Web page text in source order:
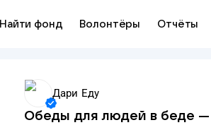
Найти фонд Волонтёры Отчёты
Дари Еду
Обеды для людей в беде —